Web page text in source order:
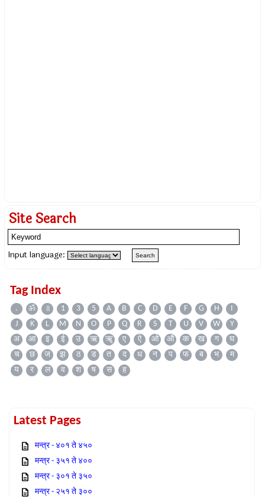
Site Search
Input language:
Tag Index
. ॐ ॥ 1 3 5 A B C D E F G H
I
J
K L M N O P Q R S T U V W
Y
अ
आ इ ई उ ऋ ॠ ए ऐ ओ औ क ख ग
घ
च
छ ज झ ठ ड त द ध न प फ ब भ
म
य
र ल व श ष स ह
Latest Pages
मन्त्र - ४०१ ते ४५०
मन्त्र - ३५१ ते ४००
मन्त्र - ३०१ ते ३५०
मन्त्र - २५१ ते ३००